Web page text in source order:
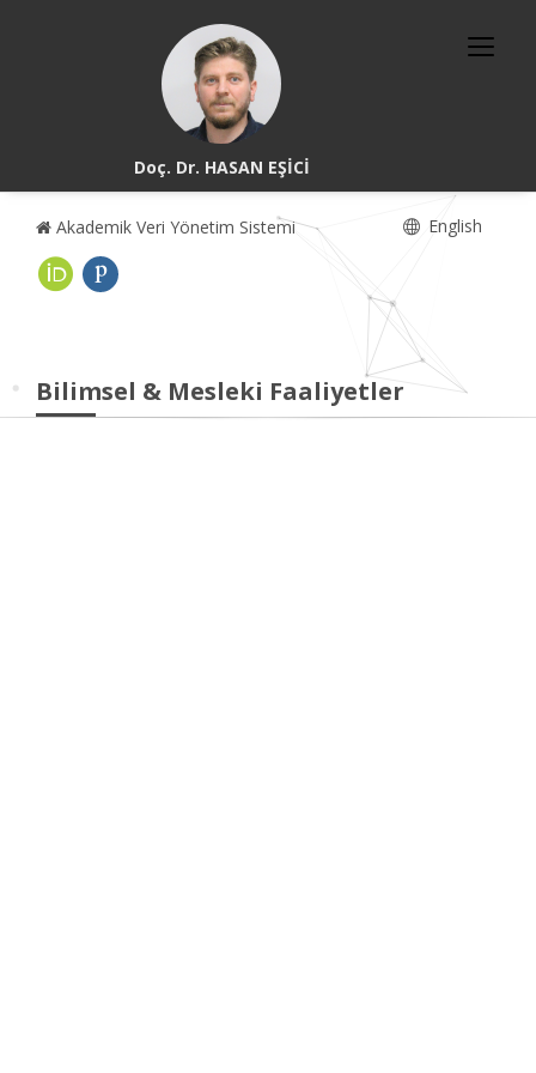
Doç. Dr. HASAN EŞİCİ
Akademik Veri Yönetim Sistemi English
Bilimsel & Mesleki Faaliyetler